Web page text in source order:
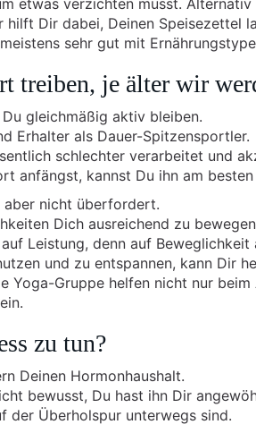
etwas verzichten musst.
hilft Dir dabei, Deinen Speisezettel
sehr gut mit
treiben, je älter wir
gleichmäßig aktiv bleiben.
Erhalter als Dauer-Spitzensportler.
schlechter verarbeitet und
anfängst, kannst Du ihn am
nicht überfordert.
Dich ausreichend zu
Leistung, denn auf Beweglichkeit
und zu entspannen, kann Dir
Yoga-Gruppe helfen nicht nur
zu tun?
Deinen Hormonhaushalt.
bewusst, Du hast ihn Dir
der Überholspur unterwegs sind.